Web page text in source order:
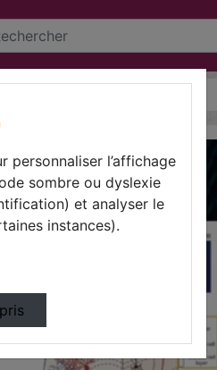
personnaliser l’affichage
sombre ou dyslexie
et analyser le
instances).